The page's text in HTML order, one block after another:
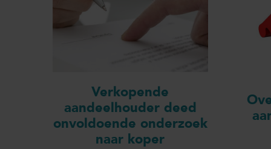
Verkopende
aandeelhouder deed
onvoldoende onderzoek
naar koper